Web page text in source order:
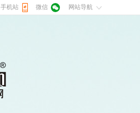
手机站 微信 网站导航